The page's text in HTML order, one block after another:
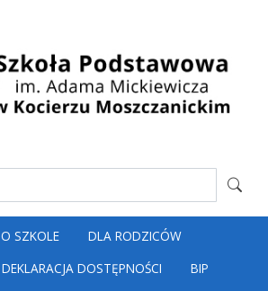
O SZKOLE
DLA RODZICÓW
DEKLARACJA DOSTĘPNOŚCI
BIP